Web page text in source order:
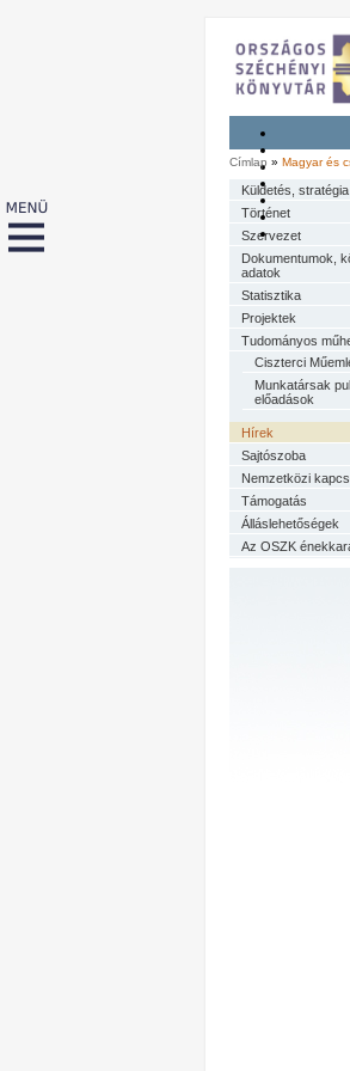
Címlap » Magyar és
Küldetés, stratégia
Történet
Szervezet
Dokumentumok,
adatok
Statisztika
Projektek
Tudományos
Ciszterci
Munkatársak
előadások
Hírek
Sajtószoba
Nemzetközi
Támogatás
Álláslehetőségek
Az OSZK